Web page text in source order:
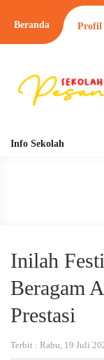
Beranda Profil
Info Sekolah
Inilah
Beragam
Prestasi
Terbit : Rabu, 19 Juli